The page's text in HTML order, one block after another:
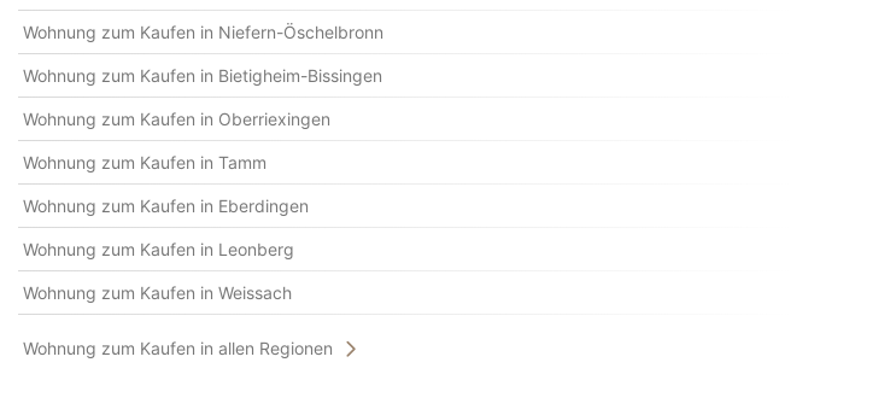
Wohnung zum Kaufen in Niefern-Öschelbronn
Wohnung zum Kaufen in Bietigheim-Bissingen
Wohnung zum Kaufen in Oberriexingen
Wohnung zum Kaufen in Tamm
Wohnung zum Kaufen in Eberdingen
Wohnung zum Kaufen in Leonberg
Wohnung zum Kaufen in Weissach
Wohnung zum Kaufen in allen Regionen